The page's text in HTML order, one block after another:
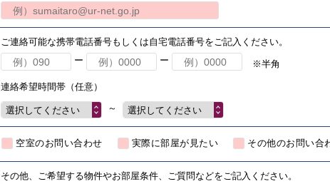
ご連絡可能な携帯電話番号もしくは自宅電話番号をご記入ください。
ー
ー ※半角
連絡希望時間帯（任意）
選択してください ～ 選択してください
空室のお問い合わせ 実際に部屋が見たい その他のお問い合
その他、ご希望する物件やお部屋条件、ご質問などをご記入ください。